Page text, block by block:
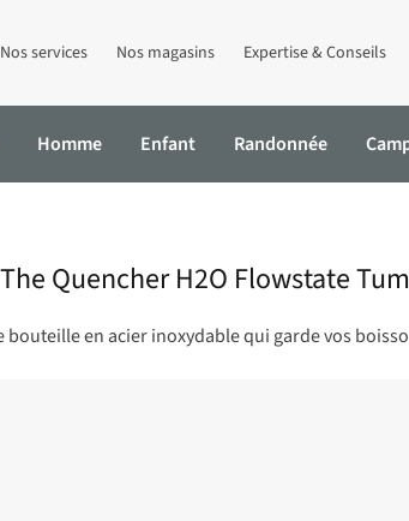
Nos services Nos magasins Expertise & Conseils
Homme Enfant Randonnée
Quencher H2O Flowstate
bouteille en acier inoxydable qui garde vos